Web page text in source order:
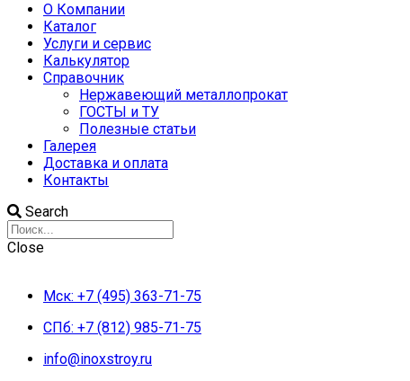
О Компании
Каталог
Услуги и сервис
Калькулятор
Справочник
Нержавеющий металлопрокат
ГОСТЫ и ТУ
Полезные статьи
Галерея
Доставка и оплата
Контакты
Search
Close
Мск: +7 (495) 363-71-75
СПб: +7 (812) 985-71-75
info@inoxstroy.ru